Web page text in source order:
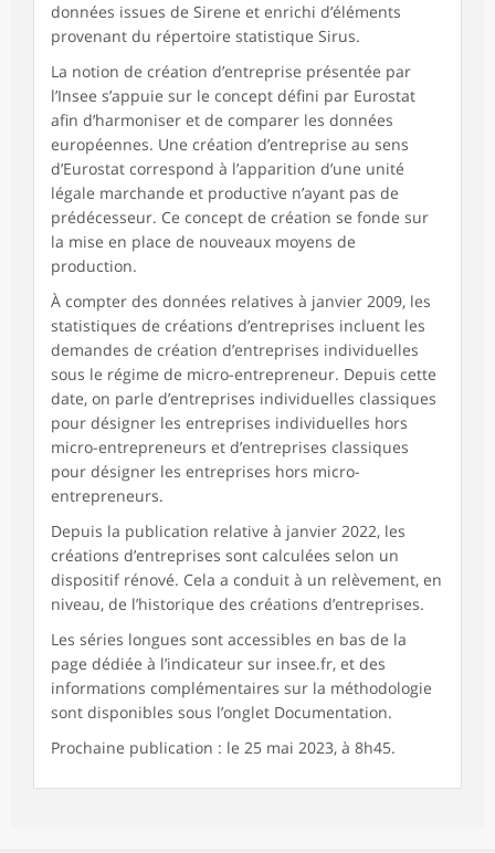
données issues de Sirene et enrichi d’éléments
provenant du répertoire statistique Sirus.
La notion de création d’entreprise présentée par
l’Insee s’appuie sur le concept défini par Eurostat
afin d’harmoniser et de comparer les données
européennes. Une création d’entreprise au sens
d’Eurostat correspond à l’apparition d’une unité
légale marchande et productive n’ayant pas de
prédécesseur. Ce concept de création se fonde sur
la mise en place de nouveaux moyens de
production.
À compter des données relatives à janvier 2009, les
statistiques de créations d’entreprises incluent les
demandes de création d’entreprises individuelles
sous le régime de micro-entrepreneur. Depuis cette
date, on parle d’entreprises individuelles classiques
pour désigner les entreprises individuelles hors
micro-entrepreneurs et d’entreprises classiques
pour désigner les entreprises hors micro-
entrepreneurs.
Depuis la publication relative à janvier 2022, les
créations d’entreprises sont calculées selon un
dispositif rénové. Cela a conduit à un relèvement, en
niveau, de l’historique des créations d’entreprises.
Les séries longues sont accessibles en bas de la
page dédiée à l’indicateur sur insee.fr, et des
informations complémentaires sur la méthodologie
sont disponibles sous l’onglet Documentation.
Prochaine publication : le 25 mai 2023, à 8h45.